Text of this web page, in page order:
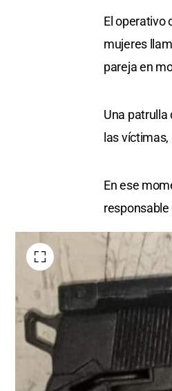
El operativo
mujeres
pareja en
Una patrulla
las
En ese